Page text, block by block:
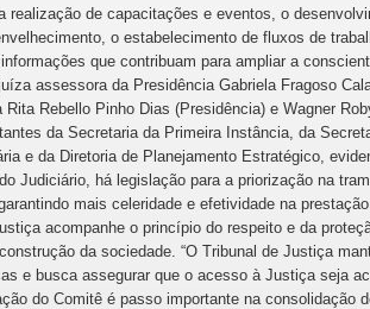
realização de capacitações e eventos, o
o estabelecimento de fluxos de
que contribuam para ampliar a
assessora da Presidência Gabriela Fragoso
Rebello Pinho Dias (Presidência) e Wagner
da Secretaria da Primeira Instância, da
e da Diretoria de Planejamento Estratégico,
Judiciário, há legislação para a priorização na
mais celeridade e efetividade na
acompanhe o princípio do respeito e da
da sociedade. “O Tribunal de Justiça
e busca assegurar que o acesso à Justiça seja
do Comitê é passo importante na consolidação